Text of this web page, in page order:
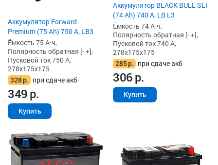
Аккумулятор Forward
Premium (75 Ah) 750 А, LB3
Ёмкость 75 А·ч,
Полярность обратная [- +],
Пусковой ток 750 А,
278x175x175
328р. при сдаче акб
349р.
Купить
Аккумулятор BLACK BULL SLI
(74 Ah) 740 А, LB L3
Ёмкость 74 А·ч,
Полярность обратная [- +],
Пусковой ток 740 А,
278x175x175
285р. при сдаче акб
306р.
Купить